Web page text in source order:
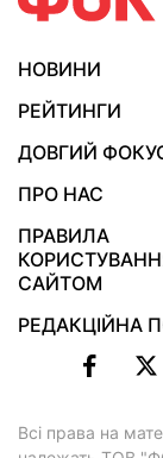
НОВИНИ
РЕЙТИНГИ
ДОВГИЙ
ПРО НАС
ПРАВИЛА
САЙТОМ
РЕДАКЦІЙНА
Всі права на